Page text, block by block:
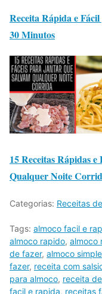
Receita Rápida e
30 Minutos
15 Receitas Rápidas
Qualquer Noite
Categorias: Receitas
Tags: almoco facil e
almoco rapido, almoco
de fazer, almoco
fazer, receita com
para almoco, receita
facil e rapida, receitas